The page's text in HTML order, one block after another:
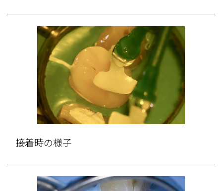
接着時の様子